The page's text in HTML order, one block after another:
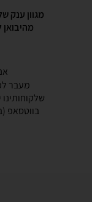
מגוון ענק
מהיבואן
מעבר
בווטסאפ